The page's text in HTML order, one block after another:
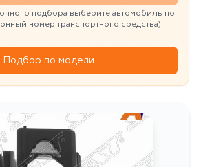
подбора выберите автомобиль по
номер транспортного средства).
Подбор по модели